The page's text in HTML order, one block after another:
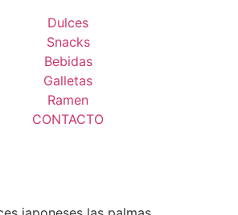
Dulces
Snacks
Bebidas
Galletas
Ramen
CONTACTO